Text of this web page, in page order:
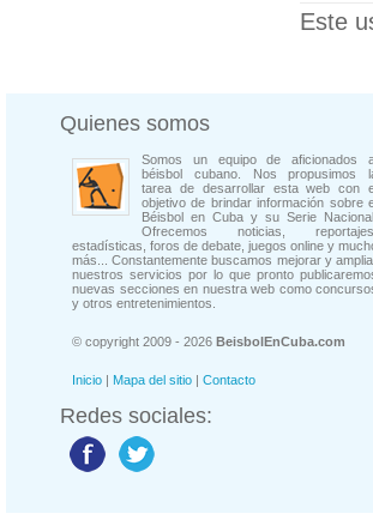
Este
Quienes somos
Somos un equipo de aficionados
béisbol cubano. Nos propusimos
tarea de desarrollar esta web con
objetivo de brindar información sobre
Béisbol en Cuba y su Serie Nacional.
Ofrecemos noticias, reportajes,
estadísticas, foros de debate, juegos online y
más... Constantemente buscamos mejorar y
nuestros servicios por lo que pronto
nuevas secciones en nuestra web como
y otros entretenimientos.
© copyright 2009 - 2026 BeisbolEnCuba.com
Inicio | Mapa del sitio | Contacto
Redes sociales: